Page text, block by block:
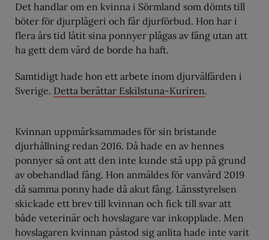
Det handlar om en kvinna i Sörmland som dömts till
böter för djurplågeri och får djurförbud. Hon har i
flera års tid låtit sina ponnyer plågas av fång utan att
ha gett dem vård de borde ha haft.
Samtidigt hade hon ett arbete inom djurvälfärden i
Sverige. Detta berättar Eskilstuna-Kuriren.
Kvinnan uppmärksammades för sin bristande
djurhållning redan 2016. Då hade en av hennes
ponnyer så ont att den inte kunde stå upp på grund
av obehandlad fång. Hon anmäldes för vanvård 2019
då samma ponny hade då akut fång. Länsstyrelsen
skickade ett brev till kvinnan och fick till svar att
både veterinär och hovslagare var inkopplade. Men
hovslagaren kvinnan påstod sig anlita hade inte varit